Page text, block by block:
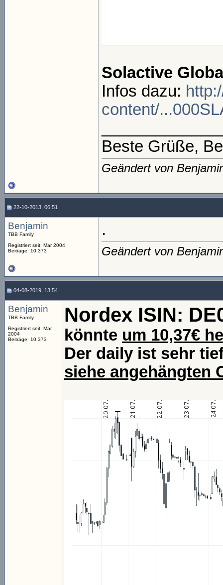
Solactive
Infos dazu:
content/
Beste Grüße,
Geändert von
22-10-2013, 06:51
Benjamin
TBB Family
Registriert seit: Mar 2004
Beiträge: 10.373
.
Geändert von
04-08-2019, 13:54
Benjamin
TBB Family
Registriert seit: Mar
2004
Beiträge: 10.373
Nordex ISIN:
könnte um 10,37€
Der daily ist sehr
siehe angehängten